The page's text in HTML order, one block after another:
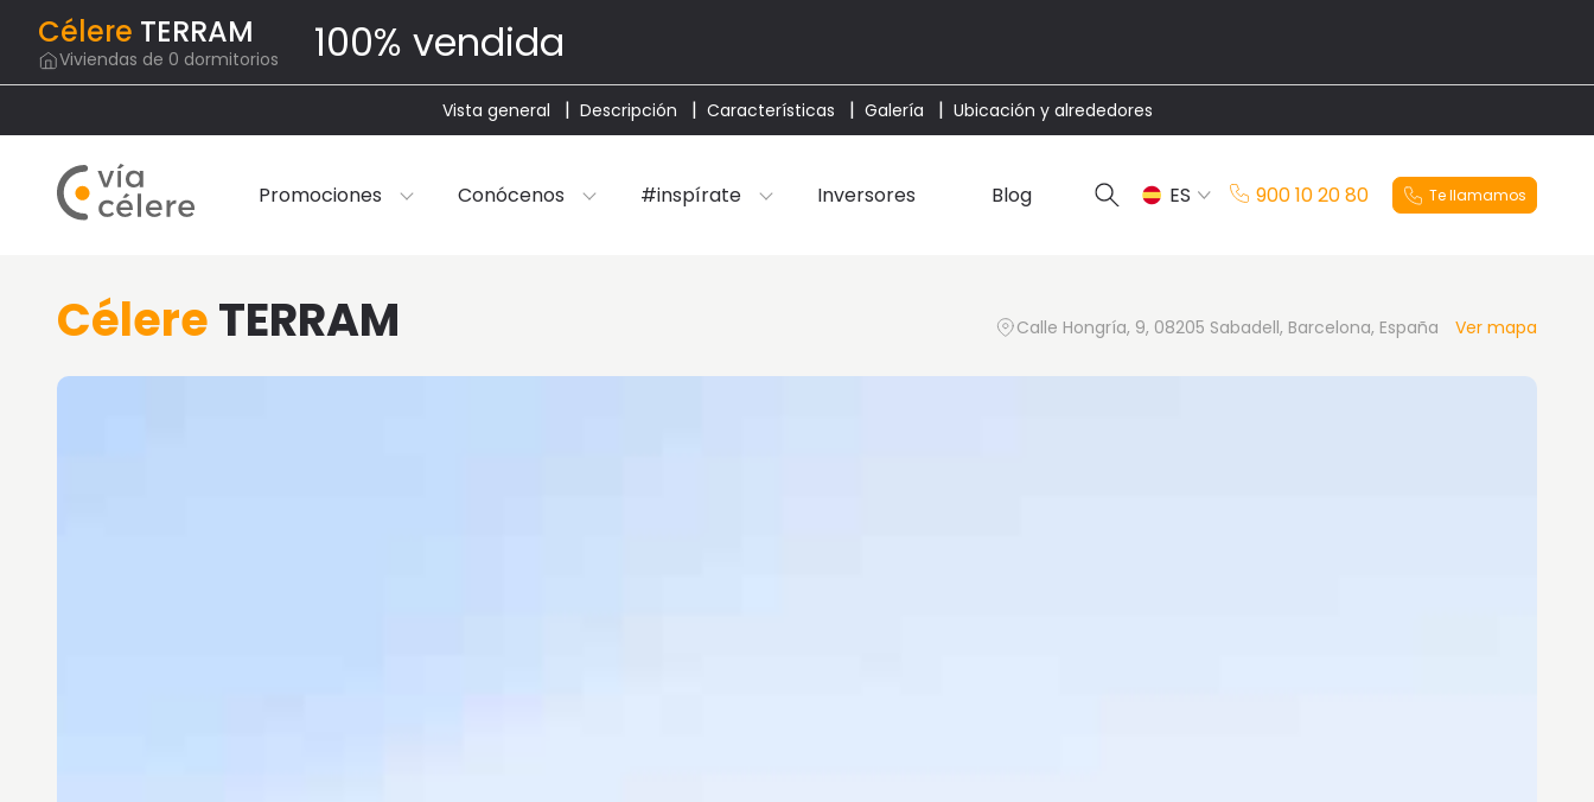
Célere TERRAM
Viviendas de 0 dormitorios 100% vendida
Vista general Descripción Características Galería Ubicación y alrededores
Promociones Conócenos #inspírate Inversores Blog
ES
900 10 20 80 Te llamamos
CélereTERRAM Calle Hongría, 9, 08205 Sabadell, Barcelona, España Ver mapa